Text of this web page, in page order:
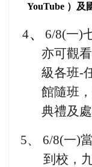
YouTube ）及
4、 6/8(一)
亦可觀
級各班-
館隨班 ，
典禮及處
5、 6/8(一)
到校，